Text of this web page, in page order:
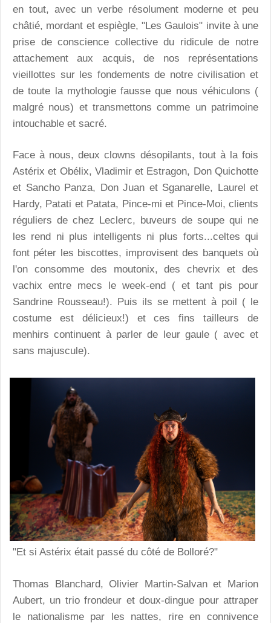
en tout, avec un verbe résolument moderne et peu
châtié, mordant et espiègle, "Les Gaulois" invite à une
prise de conscience collective du ridicule de notre
attachement aux acquis, de nos représentations
vieillottes sur les fondements de notre civilisation et
de toute la mythologie fausse que nous véhiculons (
malgré nous) et transmettons comme un patrimoine
intouchable et sacré.
Face à nous, deux clowns désopilants, tout à la fois
Astérix et Obélix, Vladimir et Estragon, Don Quichotte
et Sancho Panza, Don Juan et Sganarelle, Laurel et
Hardy, Patati et Patata, Pince-mi et Pince-Moi, clients
réguliers de chez Leclerc, buveurs de soupe qui ne
les rend ni plus intelligents ni plus forts...celtes qui
font péter les biscottes, improvisent des banquets où
l'on consomme des moutonix, des chevrix et des
vachix entre mecs le week-end ( et tant pis pour
Sandrine Rousseau!). Puis ils se mettent à poil ( le
costume est délicieux!) et ces fins tailleurs de
menhirs continuent à parler de leur gaule ( avec et
sans majuscule).
"Et si Astérix était passé du côté de Bolloré?"
Thomas Blanchard, Olivier Martin-Salvan et Marion
Aubert, un trio frondeur et doux-dingue pour attraper
le nationalisme par les nattes, rire en connivence